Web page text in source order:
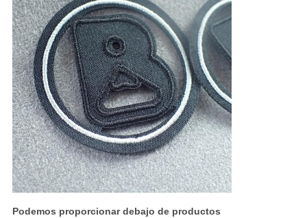
Podemos proporcionar debajo de productos